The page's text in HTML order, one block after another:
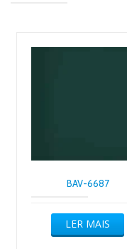
BAV-6687
LER MAIS